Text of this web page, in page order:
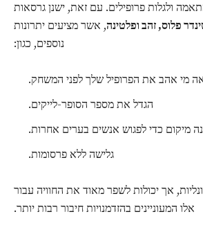
ולגלות פרופילים. עם זאת, ישנן גרסאות
פלוס, זהב ופלטינה, אשר מציעים יתרונות
נוספים, כגון:
מי אהב את הפרופיל שלך לפני המשחק.
הגדל את מספר הסופר-לייקים.
מיקום כדי לפגוש אנשים בערים אחרות.
גלישה ללא פרסומות.
אך יכולות לשפר מאוד את החוויה עבור
אלו המעוניינים בהזדמנויות חיבור רבות יותר.